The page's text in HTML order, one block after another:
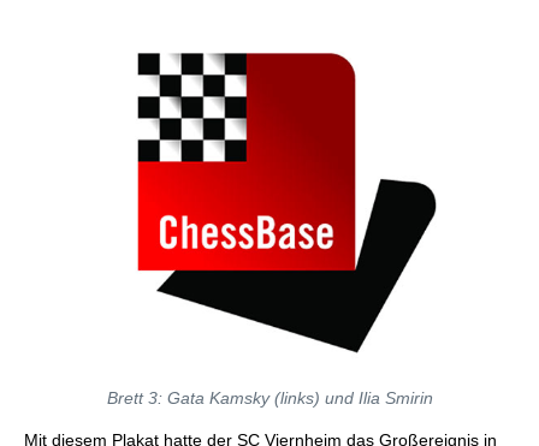
Brett 3: Gata Kamsky (links) und Ilia Smirin
Mit diesem Plakat hatte der SC Viernheim das Großereignis in